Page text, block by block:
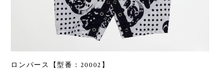
ロンパース【型番：20002】